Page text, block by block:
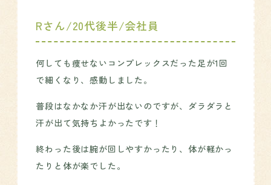
Rさん/20代後半/会社員
何しても痩せないコンプレックスだった足が1回
で細くなり、感動しました。
普段はなかなか汗が出ないのですが、ダラダラと
汗が出て気持ちよかったです！
終わった後は腕が回しやすかったり、体が軽かっ
たりと体が楽でした。